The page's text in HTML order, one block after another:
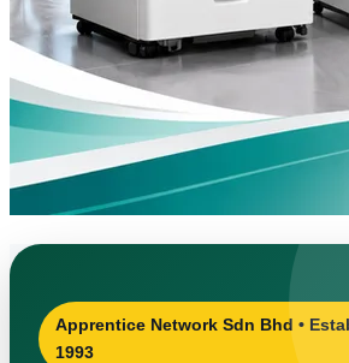
Apprentice Network Sdn Bhd •
1993